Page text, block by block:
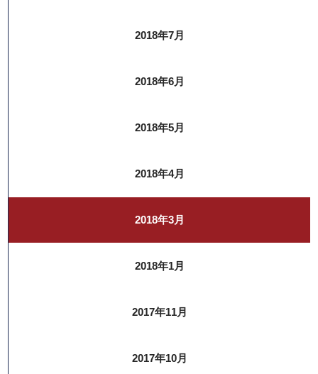
2018年7月
2018年6月
2018年5月
2018年4月
2018年3月
2018年1月
2017年11月
2017年10月